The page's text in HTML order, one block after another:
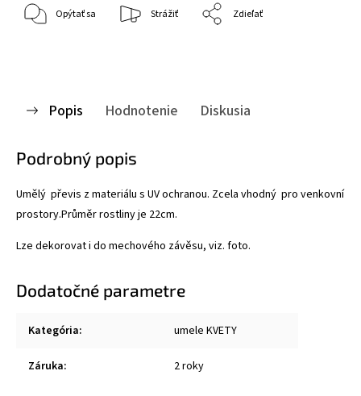
Opýtať sa Strážiť Zdieľať
Popis Hodnotenie Diskusia
Podrobný popis
Umělý převis z materiálu s UV ochranou. Zcela vhodný pro venkovní
prostory.Průměr rostliny je 22cm.
Lze dekorovat i do mechového závěsu, viz. foto.
Dodatočné parametre
Kategória: umele KVETY
Záruka: 2 roky